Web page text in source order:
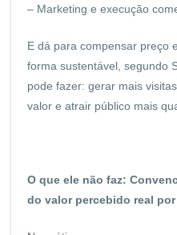
– Marketing e execução
E dá para compensar preço
forma sustentável, segundo
pode fazer: gerar mais
valor e atrair público mais
O que ele não faz:
do valor percebido real